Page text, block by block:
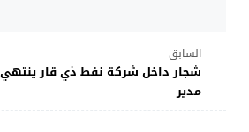
السابق
شجار داخل شركة نفط ذي قار
مدير